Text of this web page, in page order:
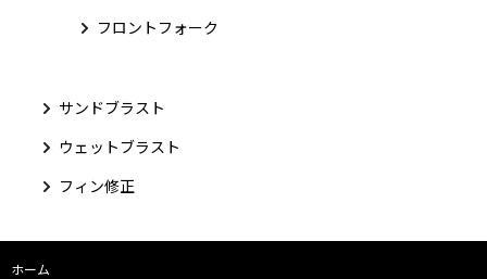
フロントフォーク
サンドブラスト
ウェットブラスト
フィン修正
ホーム